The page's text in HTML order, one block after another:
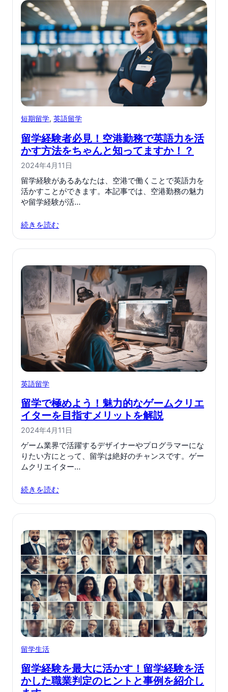
短期留学, 英語留学
留学経験者必見！空港勤務で英語力を活
かす方法をちゃんと知ってますか！？
2024年4月11日
留学経験があるあなたは、空港で働くことで英語力を
活かすことができます。本記事では、空港勤務の魅力
や留学経験が活…
続きを読む
英語留学
留学で極めよう！魅力的なゲームクリエ
イターを目指すメリットを解説
2024年4月11日
ゲーム業界で活躍するデザイナーやプログラマーにな
りたい方にとって、留学は絶好のチャンスです。ゲー
ムクリエイター…
続きを読む
留学生活
留学経験を最大に活かす！留学経験を活
かした職業判定のヒントと事例を紹介し